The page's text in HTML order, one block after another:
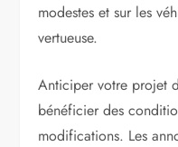
modestes et sur les
vertueuse.
Anticiper votre projet
bénéficier des
modifications. Les